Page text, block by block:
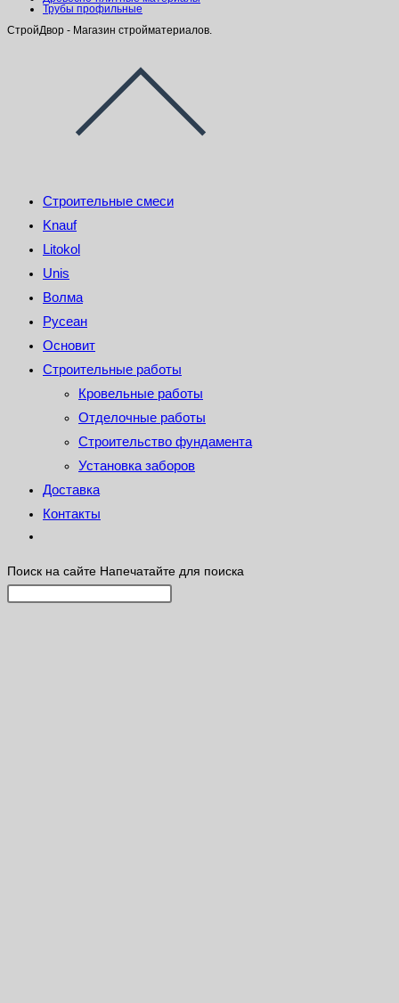
Трубы профильные
СтройДвор - Магазин стройматериалов.
Строительные смеси
Knauf
Litokol
Unis
Волма
Русеан
Основит
Строительные работы
Кровельные работы
Отделочные работы
Строительство фундамента
Установка заборов
Доставка
Контакты
Поиск на сайте Напечатайте для поиска